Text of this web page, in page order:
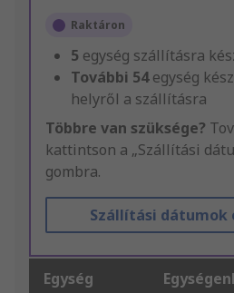
Raktáron
5 egység szállításra
További 54egység
helyről a szállításra
Többre van szüksége?
kattintson a „Szállítási
gombra.
Szállítási dátumok
Egység